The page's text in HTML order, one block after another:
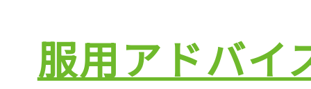
服用アドバイ